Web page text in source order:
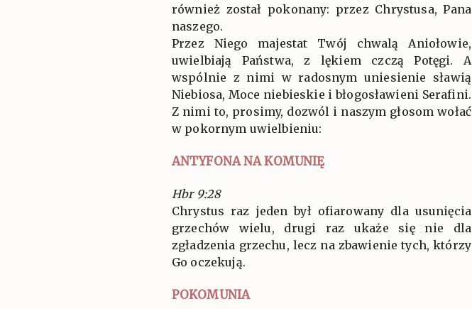
również został pokonany: przez Chrystusa, Pana
naszego.
Przez Niego majestat Twój chwalą Aniołowie,
uwielbiają Państwa, z lękiem czczą Potęgi. A
wspólnie z nimi w radosnym uniesienie sławią
Niebiosa, Moce niebieskie i błogosławieni Serafini.
Z nimi to, prosimy, dozwól i naszym głosom wołać
w pokornym uwielbieniu:
ANTYFONA NA KOMUNIĘ
Hbr 9:28
Chrystus raz jeden był ofiarowany dla usunięcia
grzechów wielu, drugi raz ukaże się nie dla
zgładzenia grzechu, lecz na zbawienie tych, którzy
Go oczekują.
POKOMUNIA